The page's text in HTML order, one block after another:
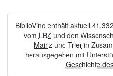
BiblioVino enthält aktuell
vom LBZund den
Mainz und Trier in
herausgegeben mit
Geschichte